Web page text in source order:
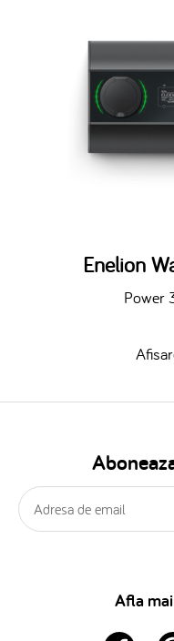
Enelion
Power
Afla